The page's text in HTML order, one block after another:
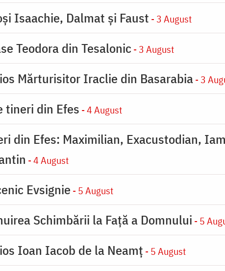
Isaachie, Dalmat şi Faust - 3 August
Teodora din Tesalonic - 3 August
Mărturisitor Iraclie din Basarabia- 3
tineri din Efes - 4 August
din Efes: Maximilian, Exacustodian,
- 4 August
Evsignie - 5 August
Schimbării la Faţă a Domnului - 5
Ioan Iacob de la Neamț - 5 August